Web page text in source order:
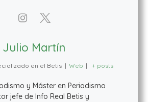
Julio Martín
en el Betis | Web | + posts
y Máster en Periodismo
jefe de Info Real Betis y